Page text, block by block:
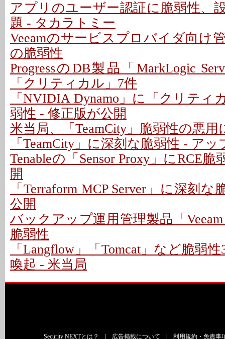
アプリのユーザー認証に脆弱性、
題 - タカラトミー
Veeamのサービスプロバイダ向け
の脆弱性
ProgressのDB製品「MarkLogic
「クリティカル」7件
「NVIDIA Dynamo」に「クリティ
弱性 - 修正版が公開
米当局、「TeamCity」脆弱性の悪用
「TeamCity」に深刻な脆弱性 - ア
Tenableの「Sensor Proxy」にRCE
開
「Terraform MCP Server」に深刻
公開
バックアップ運用管理製品「
脆弱性
「Langflow」「Tomcat」など脆弱
喚起 - 米当局
Security NEXTとは？ 広告掲載について 利用規約・免責事